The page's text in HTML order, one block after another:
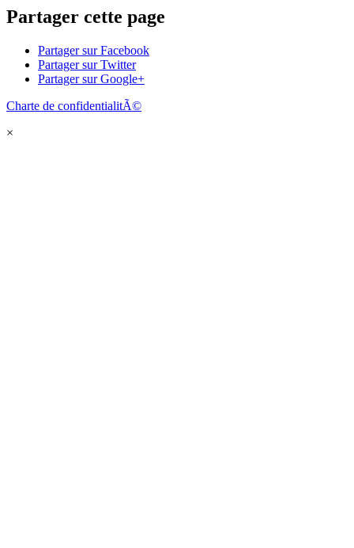
Partager cette page
Partager sur Facebook
Partager sur Twitter
Partager sur Google+
Charte de confidentialitÃ©
×